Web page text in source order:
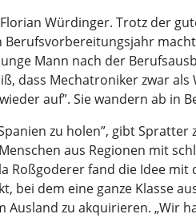
Würdinger. Trotz der
Mann nach der
dass Mechatroniker zwar
auf”. Sie wandern ab in
zu holen”, gibt
aus Regionen mit
fand die Idee
bei dem eine ganze Klasse
Ausland zu akquirieren.